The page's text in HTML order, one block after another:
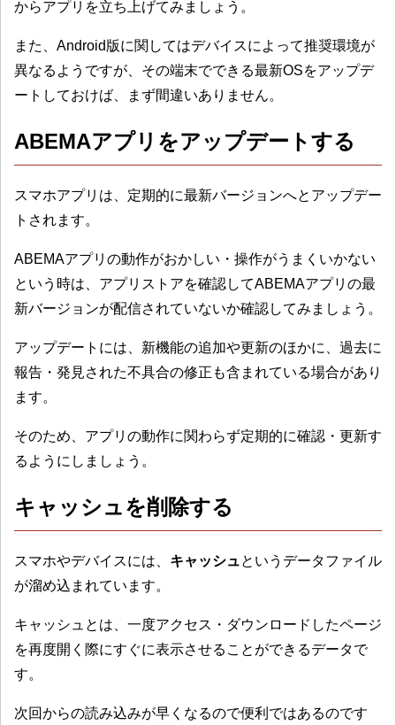
からアプリを立ち上げてみましょう。
また、Android版に関してはデバイスによって推奨環境が
異なるようですが、その端末でできる最新OSをアップデ
ートしておけば、まず間違いありません。
ABEMAアプリをアップデートする
スマホアプリは、定期的に最新バージョンへとアップデー
トされます。
ABEMAアプリの動作がおかしい・操作がうまくいかない
という時は、アプリストアを確認してABEMAアプリの最
新バージョンが配信されていないか確認してみましょう。
アップデートには、新機能の追加や更新のほかに、過去に
報告・発見された不具合の修正も含まれている場合があり
ます。
そのため、アプリの動作に関わらず定期的に確認・更新す
るようにしましょう。
キャッシュを削除する
スマホやデバイスには、 キャッシュというデータファイル
が溜め込まれています。
キャッシュとは、一度アクセス・ダウンロードしたページ
を再度開く際にすぐに表示させることができるデータで
す。
次回からの読み込みが早くなるので便利ではあるのです